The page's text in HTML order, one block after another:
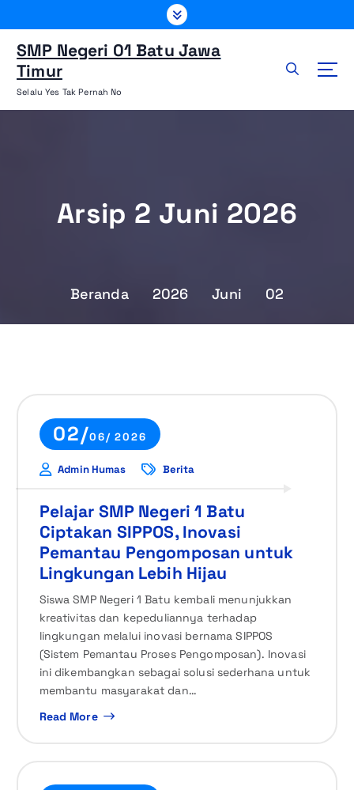
e
SMP Negeri 01 Batu Jawa
Timur
Selalu Yes Tak Pernah No
Arsip 2 Juni 2026
Beranda 2026 Juni 02
02/06/ 2026
Admin Humas Berita
Pelajar SMP Negeri 1 Batu
Ciptakan SIPPOS, Inovasi
Pemantau Pengomposan untuk
Lingkungan Lebih Hijau
Siswa SMP Negeri 1 Batu kembali menunjukkan
kreativitas dan kepeduliannya terhadap
lingkungan melalui inovasi bernama SIPPOS
(Sistem Pemantau Proses Pengomposan). Inovasi
ini dikembangkan sebagai solusi sederhana untuk
membantu masyarakat dan…
Read More